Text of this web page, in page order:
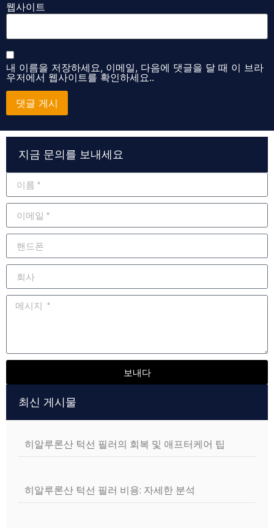
웹사이트
내 이름을 저장하세요, 이메일, 다음에 댓글을 달 때 이 브라
우저에서 웹사이트를 확인하세요..
Alternative:
지금 문의를 보내세요
보내다
최신 게시물
히알루론산 턱선 필러의 회복 및 애프터케어 팁
히알루론산 턱선 필러 비용: 자세한 분석